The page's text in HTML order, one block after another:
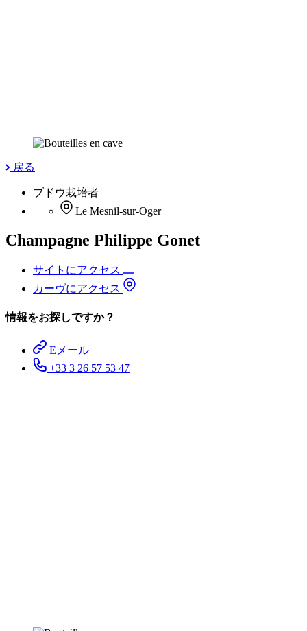
戻る
ブドウ栽培者
Le Mesnil-sur-Oger
Champagne Philippe Gonet
サイトにアクセス
カーヴにアクセス
情報をお探しですか？
Eメール
+33 3 26 57 53 47